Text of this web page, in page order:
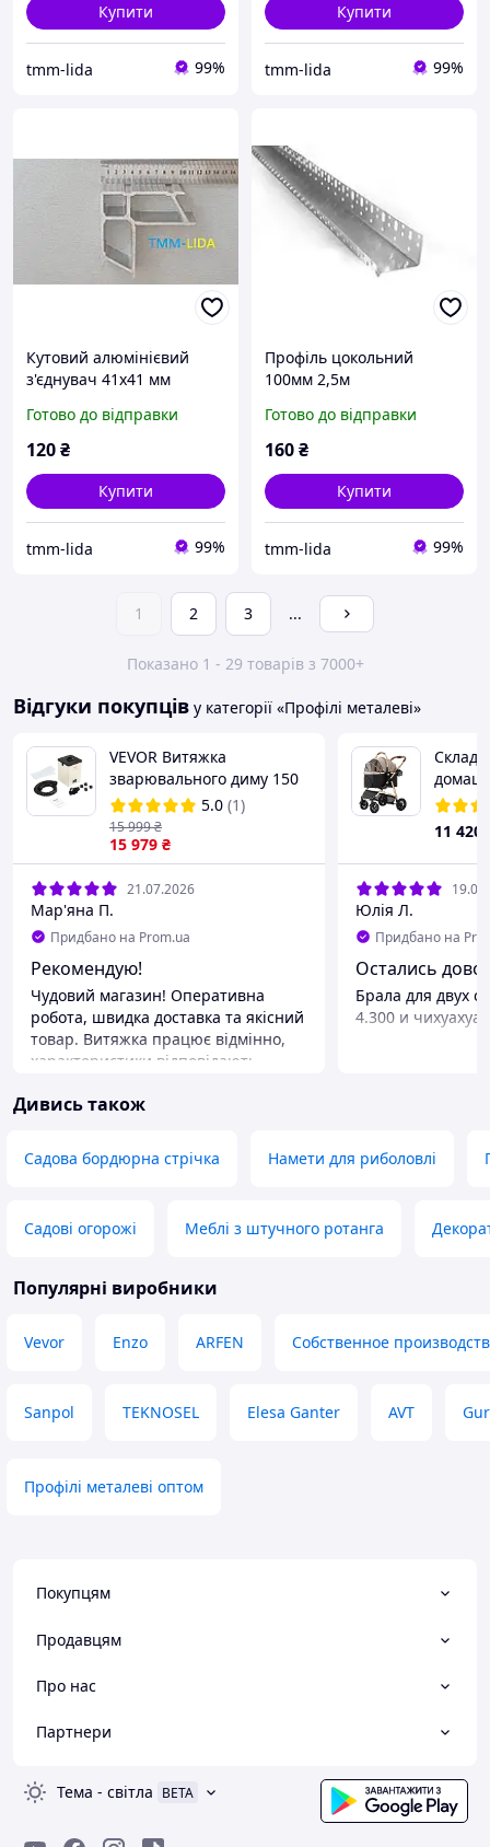
Купити
tmm-lida 99%
Купити
tmm-lida 99%
Кутовий алюмінієвий
з'єднувач 41х41 мм
Готово до відправки
120₴
Купити
tmm-lida 99%
Профіль цокольний
100мм 2,5м
Готово до відправки
160₴
Купити
tmm-lida 99%
1 2 3 ...
Показано 1 - 29 товарів з 7000+
Відгуки покупців у категорії «Профілі металеві»
VEVOR Витяжка
зварювального диму 150
Вт Витяжка
зварювального диму 332
м³/год Міні настільний
поглинач диму
5.0 (1)
15 979 ₴
15 999₴
21.07.2026
Мар'яна П.
Придбано на Prom.ua
Рекомендую!
Чудовий магазин! Оперативна
робота, швидка доставка та якісний
товар. Витяжка працює відмінно,
характеристики відповідають
як чесного та надійного!
11 420
Юлія Л.
Придбано на
Остались
Брала для двух
4.300 и чихуахуа
Дивись також
Садова бордюрна стрічка Намети для риболовлі
Садові огорожі Меблі з штучного ротанга
Популярні виробники
Vevor Enzo ARFEN Собственное
Sanpol TEKNOSEL Elesa Ganter AVT
Профілі металеві оптом
Покупцям
Продавцям
Про нас
Партнери
Тема - світла BETA